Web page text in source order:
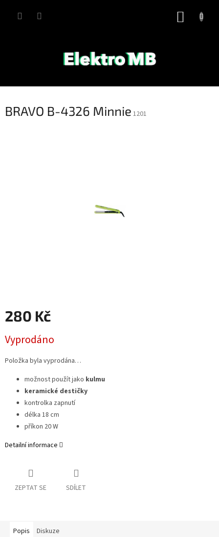
BRAVO B-4326 Minnie 1201
280 Kč
cena:
Vyprodáno
Položka byla vyprodána…
možnost použít jako kulmu
keramické destičky
kontrolka zapnutí
délka 18 cm
příkon 20 W
Detailní informace
ZEPTAT SE SDÍLET
Popis Diskuze